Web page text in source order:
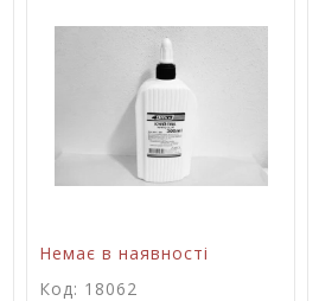
Немає в наявності
Код: 18062